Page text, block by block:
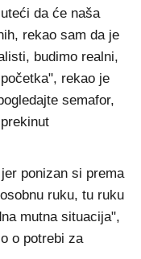
da će naša
rekao sam da je
budimo realni,
rekao je
semafor,
ponizan si prema
ruku, tu ruku
mutna situacija",
o potrebi za